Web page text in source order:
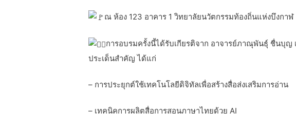
ณ ห้อง 123 อาคาร 1 วิทยาลัยนวัตกรรมท้องถิ่นแห่งบึงกาฬ
การอบรมครั้งนี้ได้รับเกียรติจาก อาจารย์ภาณุพันธุ์ ชื่นบุญ
ประเด็นสำคัญ ได้แก่
– การประยุกต์ใช้เทคโนโลยีดิจิทัลเพื่อสร้างสื่อส่งเสริมการอ่าน
– เทคนิคการผลิตสื่อการสอนภาษาไทยด้วย AI